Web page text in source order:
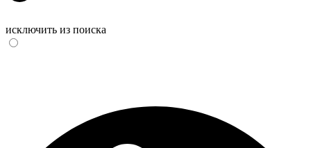
исключить из поиска